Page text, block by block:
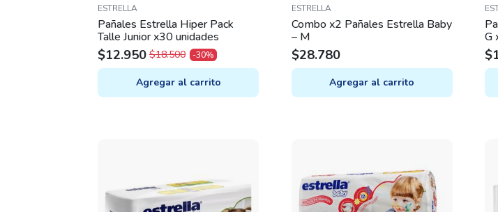
ESTRELLA
Pañales Estrella Hiper Pack
Talle Junior x30 unidades
$18.500
ORIGINAL
PRICE
WAS:
$12.950
CURRENT
PRICE
IS:
-30%
Agregar al carrito
ESTRELLA
Combo x2 Pañales Estrella Baby
– M
$28.780
Agregar al carrito
G
$
IS: